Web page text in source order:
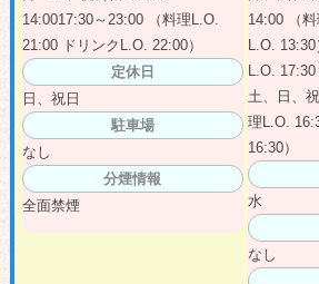
14:0017:30～23:00 （料理L.O.
21:00 ドリンクL.O. 22:00）
定休日
日、祝日
駐車場
なし
分煙情報
全面禁煙
14:00 （
L.O.
L.O. 17:30
土、日、
理L.O.
16:30）
水
なし